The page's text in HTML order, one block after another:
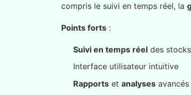
compris le suivi en temps réel, la
Points forts :
Suivi en temps réel des stocks
Interface utilisateur intuitive
Rapports et analyses avancés